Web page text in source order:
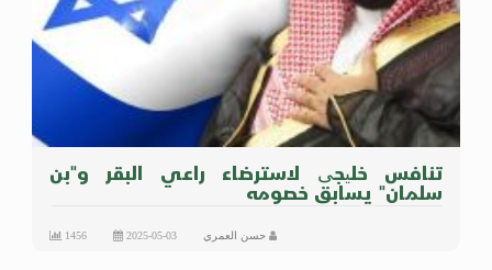
تنافس خلیجی لاسترضاء راعي البقر و"بن
سلمان" يسابق خصومه
حسن العمري 2025-05-03
1456